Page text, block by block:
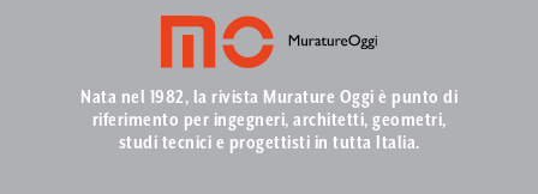
Nata nel 1982, la rivista Murature Oggi è punto di
riferimento per ingegneri, architetti, geometri,
studi tecnici e progettisti in tutta Italia.